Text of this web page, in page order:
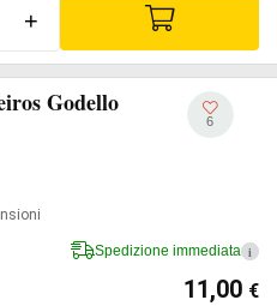
+
Godello
6
Spedizione immediata i
11,00 €